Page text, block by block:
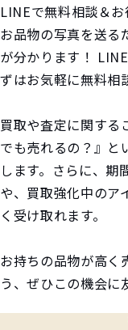
LINEで無料相談＆お
お品物の写真を送る
が分かります！
ずはお気軽に無料相
買取や査定に関する
でも売れるの？』と
します。さらに、期
や、買取強化中のア
く受け取れます。
お持ちの品物が高く
う、ぜひこの機会に
友だち追加はこちら